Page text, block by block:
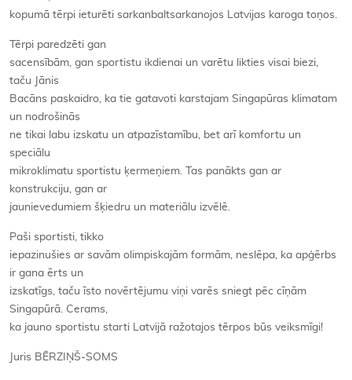
kopumā tērpi ieturēti sarkanbaltsarkanojos Latvijas karoga toņos.
Tērpi paredzēti gan
sacensībām, gan sportistu ikdienai un varētu likties visai biezi,
taču Jānis
Bacāns paskaidro, ka tie gatavoti karstajam Singapūras klimatam
un nodrošinās
ne tikai labu izskatu un atpazīstamību, bet arī komfortu un
speciālu
mikroklimatu sportistu ķermeņiem. Tas panākts gan ar
konstrukciju, gan ar
jaunievedumiem šķiedru un materiālu izvēlē.
Paši sportisti, tikko
iepazinušies ar savām olimpiskajām formām, neslēpa, ka apģērbs
ir gana ērts un
izskatīgs, taču īsto novērtējumu viņi varēs sniegt pēc cīņām
Singapūrā. Cerams,
ka jauno sportistu starti Latvijā ražotajos tērpos būs veiksmīgi!
Juris BĒRZIŅŠ-SOMS